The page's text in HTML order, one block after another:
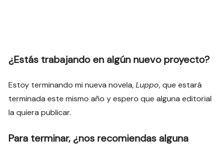
¿Estás trabajando en algún nuevo proyecto?
Estoy terminando mi nueva novela,Luppo, que estará
terminada este mismo año y espero que alguna editorial
la quiera publicar.
Para terminar, ¿nos recomiendas alguna